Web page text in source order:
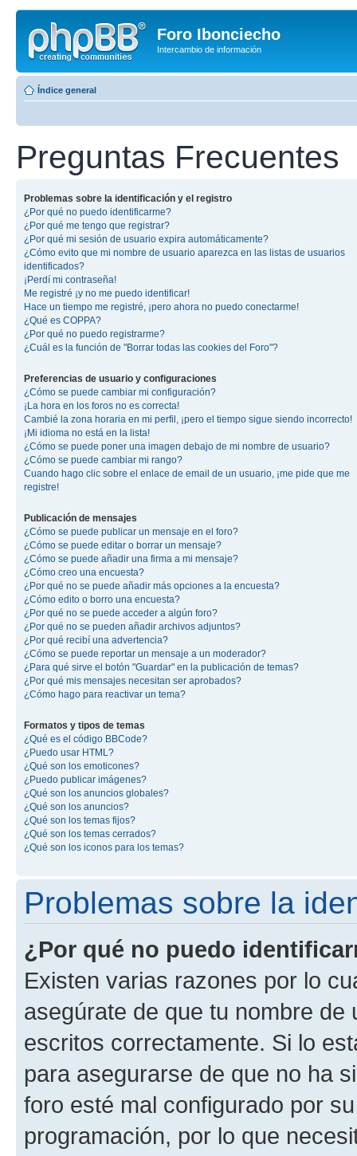
Foro Ibonciecho
Intercambio de información
Índice general
Preguntas Frecuentes
Problemas sobre la identificación y el registro
¿Por qué no puedo identificarme?
¿Por qué me tengo que registrar?
¿Por qué mi sesión de usuario expira automáticamente?
¿Cómo evito que mi nombre de usuario aparezca en las listas de usuarios
identificados?
¡Perdí mi contraseña!
Me registré ¡y no me puedo identificar!
Hace un tiempo me registré, ¡pero ahora no puedo conectarme!
¿Qué es COPPA?
¿Por qué no puedo registrarme?
¿Cuál es la función de "Borrar todas las cookies del Foro"?
Preferencias de usuario y configuraciones
¿Cómo se puede cambiar mi configuración?
¡La hora en los foros no es correcta!
Cambié la zona horaria en mi perfil, ¡pero el tiempo sigue siendo incorrecto!
¡Mi idioma no está en la lista!
¿Cómo se puede poner una imagen debajo de mi nombre de usuario?
¿Cómo se puede cambiar mi rango?
Cuando hago clic sobre el enlace de email de un usuario, ¡me pide que me
registre!
Publicación de mensajes
¿Cómo se puede publicar un mensaje en el foro?
¿Cómo se puede editar o borrar un mensaje?
¿Cómo se puede añadir una firma a mi mensaje?
¿Cómo creo una encuesta?
¿Por qué no se puede añadir más opciones a la encuesta?
¿Cómo edito o borro una encuesta?
¿Por qué no se puede acceder a algún foro?
¿Por qué no se pueden añadir archivos adjuntos?
¿Por qué recibí una advertencia?
¿Cómo se puede reportar un mensaje a un moderador?
¿Para qué sirve el botón "Guardar" en la publicación de temas?
¿Por qué mis mensajes necesitan ser aprobados?
¿Cómo hago para reactivar un tema?
Formatos y tipos de temas
¿Qué es el código BBCode?
¿Puedo usar HTML?
¿Qué son los emoticones?
¿Puedo publicar imágenes?
¿Qué son los anuncios globales?
¿Qué son los anuncios?
¿Qué son los temas fijos?
¿Qué son los temas cerrados?
¿Qué son los iconos para los temas?
Problemas sobre la
¿Por qué no puedo
Existen varias razones por lo
asegúrate de que tu nombre
escritos correctamente. Si lo
para asegurarse de que no ha
foro esté mal configurado por
programación, por lo que